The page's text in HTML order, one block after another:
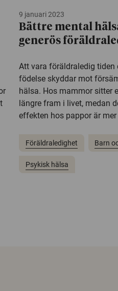
9 januari 2023
Bättre mental
generös
Att vara föräldraledig tiden
födelse skyddar mot
hälsa. Hos mammor sitter
längre fram i livet, medan
effekten hos pappor är
Föräldraledighet Barn
Psykisk hälsa